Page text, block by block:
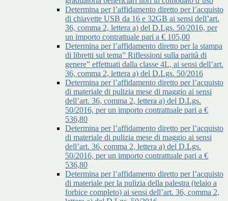
Determina per l’affidamento diretto per l’acquisto
di chiavette USB da 16 e 32GB ai sensi dell’art.
36, comma 2, lettera a) del D.Lgs. 50/2016, per
un importo contrattuale pari a € 105,00
Determina per l’affidamento diretto per la stampa
di libretti sul tema” Riflessioni sulla parità di
genere” effettuati dalla classe 4L, ai sensi dell’art.
36, comma 2, lettera a) del D.Lgs. 50/2016
Determina per l’affidamento diretto per l’acquisto
di materiale di pulizia mese di maggio ai sensi
dell’art. 36, comma 2, lettera a) del D.Lgs.
50/2016, per un importo contrattuale pari a €
536,80
Determina per l’affidamento diretto per l’acquisto
di materiale di pulizia mese di maggio ai sensi
dell’art. 36, comma 2, lettera a) del D.Lgs.
50/2016, per un importo contrattuale pari a €
536,80
Determina per l’affidamento diretto per l’acquisto
di materiale per la pulizia della palestra (telaio a
forbice completo) ai sensi dell’art. 36, comma 2,